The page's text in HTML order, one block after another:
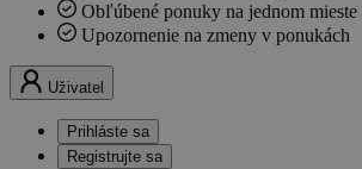
Obľúbené ponuky na jednom mieste
Upozornenie na zmeny v ponukách
Uživatel
Prihláste sa
Registrujte sa